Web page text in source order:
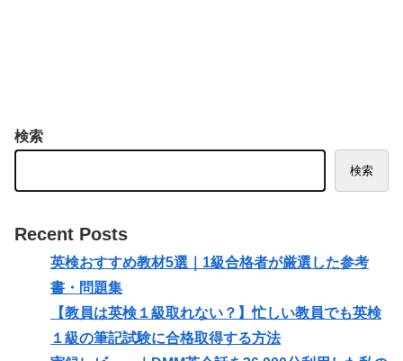
検索
検索
Recent Posts
英検おすすめ教材5選｜1級合格者が厳選した参考
書・問題集
【教員は英検１級取れない？】忙しい教員でも英検
１級の筆記試験に合格取得する方法